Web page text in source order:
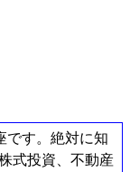
です。絶対に知
式投資、不動産